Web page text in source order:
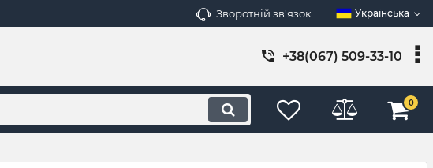
Зворотній зв'язок Українська
+38(067) 509-33-10
0